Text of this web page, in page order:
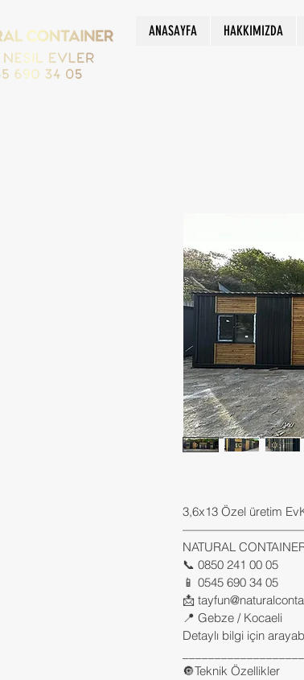
ANASAYFA HAKKIMIZDA
3,6x13 Özel üretim
NATURAL
📞 0850 241 00 05
📱 0545 690 34 05
📩
📍 Gebze / Kocaeli
Detaylı bilgi için
🔘Teknik Özellikler